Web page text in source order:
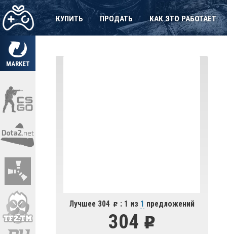
MARKET
КУПИТЬ ПРОДАТЬ КАК ЭТО РАБОТАЕТ
Лучшее 304 : 1 из 1 предложений
304